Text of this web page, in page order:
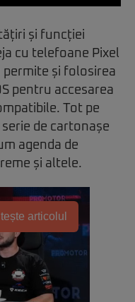
și funcției
cu telefoane Pixel
permite și folosirea
pentru accesarea
Tot pe
serie de cartonașe
agenda de
și altele.
articolul